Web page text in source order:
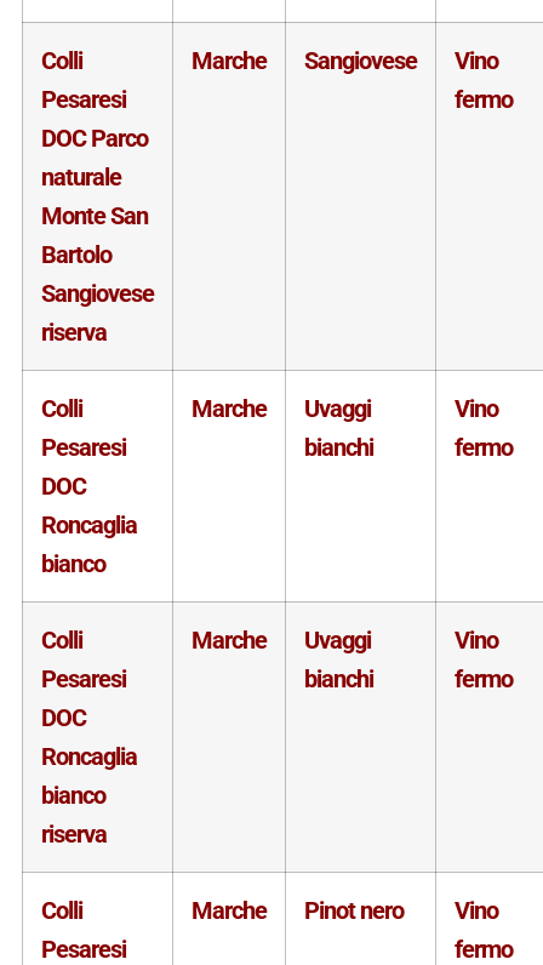
Colli
Pesaresi
DOC Parco
naturale
Monte San
Bartolo
Sangiovese
riserva
Marche Sangiovese
Vino
fermo
Colli
Pesaresi
DOC
Roncaglia
bianco
Marche
Uvaggi
bianchi
Vino
fermo
Colli
Pesaresi
DOC
Roncaglia
bianco
riserva
Marche
Uvaggi
bianchi
Vino
fermo
Colli
Pesaresi
Marche Pinot nero
Vino
fermo